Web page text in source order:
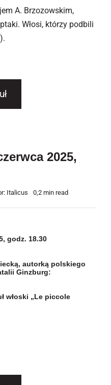
A. Brzozowskim,
Włosi, którzy podbili
2025,
Italicus 0,2 min read
godz. 18.30
autorką polskiego
Ginzburg:
włoski „Le piccole